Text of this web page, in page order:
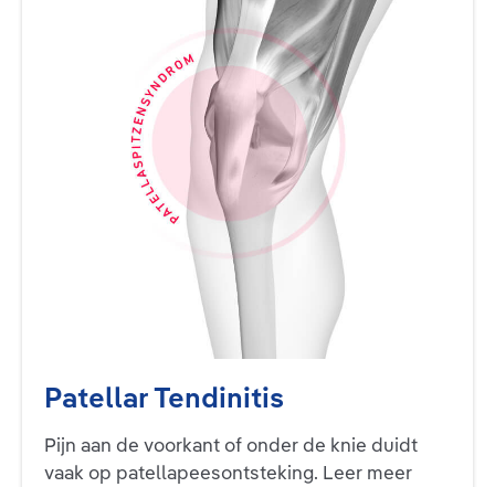
Patellar Tendinitis
Pijn aan de voorkant of onder de knie duidt
vaak op patellapeesontsteking. Leer meer